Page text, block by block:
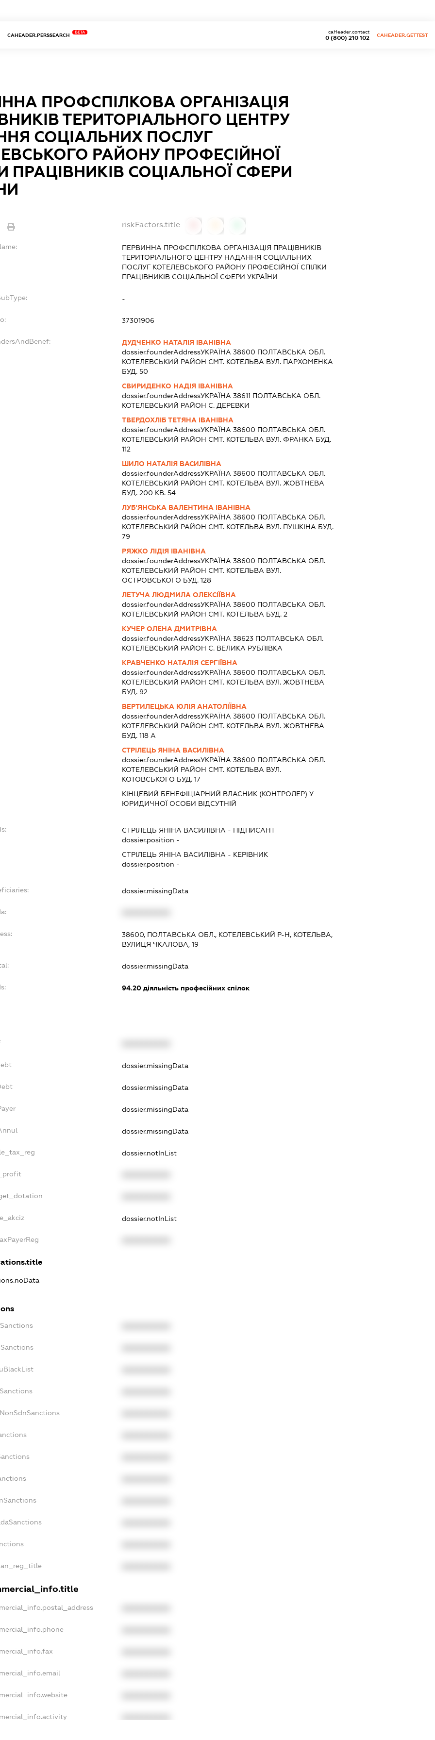
CAHEADER.PERSSEARCH
BETA
0 (800) 210 102
caHeader.contact
CAHEADER.GETTEST
ПРОФСПІЛКОВА ОРГАНІЗАЦІЯ
ТЕРИТОРІАЛЬНОГО ЦЕНТРУ
СОЦІАЛЬНИХ ПОСЛУГ
РАЙОНУ ПРОФЕСІЙНОЇ
ПРАЦІВНИКІВ СОЦІАЛЬНОЇ СФЕРИ
riskFactors.title
ПЕРВИННА ПРОФСПІЛКОВА ОРГАНІЗАЦІЯ ПРАЦІВНИКІВ
ТЕРИТОРІАЛЬНОГО ЦЕНТРУ НАДАННЯ СОЦІАЛЬНИХ
ПОСЛУГ КОТЕЛЕВСЬКОГО РАЙОНУ ПРОФЕСІЙНОЇ СПІЛКИ
ПРАЦІВНИКІВ СОЦІАЛЬНОЇ СФЕРИ УКРАЇНИ
-
37301906
ДУДЧЕНКО НАТАЛІЯ ІВАНІВНА
dossier.founderAddressУКРАЇНА 38600 ПОЛТАВСЬКА ОБЛ.
КОТЕЛЕВСЬКИЙ РАЙОН СМТ. КОТЕЛЬВА ВУЛ. ПАРХОМЕНКА
БУД. 50
СВИРИДЕНКО НАДІЯ ІВАНІВНА
dossier.founderAddressУКРАЇНА 38611 ПОЛТАВСЬКА ОБЛ.
КОТЕЛЕВСЬКИЙ РАЙОН С. ДЕРЕВКИ
ТВЕРДОХЛІБ ТЕТЯНА ІВАНІВНА
dossier.founderAddressУКРАЇНА 38600 ПОЛТАВСЬКА ОБЛ.
КОТЕЛЕВСЬКИЙ РАЙОН СМТ. КОТЕЛЬВА ВУЛ. ФРАНКА БУД.
112
ШИЛО НАТАЛІЯ ВАСИЛІВНА
dossier.founderAddressУКРАЇНА 38600 ПОЛТАВСЬКА ОБЛ.
КОТЕЛЕВСЬКИЙ РАЙОН СМТ. КОТЕЛЬВА ВУЛ. ЖОВТНЕВА
БУД. 200 КВ. 54
ЛУБ'ЯНСЬКА ВАЛЕНТИНА ІВАНІВНА
dossier.founderAddressУКРАЇНА 38600 ПОЛТАВСЬКА ОБЛ.
КОТЕЛЕВСЬКИЙ РАЙОН СМТ. КОТЕЛЬВА ВУЛ. ПУШКІНА БУД.
79
РЯЖКО ЛІДІЯ ІВАНІВНА
dossier.founderAddressУКРАЇНА 38600 ПОЛТАВСЬКА ОБЛ.
КОТЕЛЕВСЬКИЙ РАЙОН СМТ. КОТЕЛЬВА ВУЛ.
ОСТРОВСЬКОГО БУД. 128
ЛЕТУЧА ЛЮДМИЛА ОЛЕКСІЇВНА
dossier.founderAddressУКРАЇНА 38600 ПОЛТАВСЬКА ОБЛ.
КОТЕЛЕВСЬКИЙ РАЙОН СМТ. КОТЕЛЬВА БУД. 2
КУЧЕР ОЛЕНА ДМИТРІВНА
dossier.founderAddressУКРАЇНА 38623 ПОЛТАВСЬКА ОБЛ.
КОТЕЛЕВСЬКИЙ РАЙОН С. ВЕЛИКА РУБЛІВКА
КРАВЧЕНКО НАТАЛІЯ СЕРГІЇВНА
dossier.founderAddressУКРАЇНА 38600 ПОЛТАВСЬКА ОБЛ.
КОТЕЛЕВСЬКИЙ РАЙОН СМТ. КОТЕЛЬВА ВУЛ. ЖОВТНЕВА
БУД. 92
ВЕРТИЛЕЦЬКА ЮЛІЯ АНАТОЛІЇВНА
dossier.founderAddressУКРАЇНА 38600 ПОЛТАВСЬКА ОБЛ.
КОТЕЛЕВСЬКИЙ РАЙОН СМТ. КОТЕЛЬВА ВУЛ. ЖОВТНЕВА
БУД. 118 А
СТРІЛЕЦЬ ЯНІНА ВАСИЛІВНА
dossier.founderAddressУКРАЇНА 38600 ПОЛТАВСЬКА ОБЛ.
КОТЕЛЕВСЬКИЙ РАЙОН СМТ. КОТЕЛЬВА ВУЛ.
КОТОВСЬКОГО БУД. 17
КІНЦЕВИЙ БЕНЕФІЦІАРНИЙ ВЛАСНИК (КОНТРОЛЕР) У
ЮРИДИЧНОЇ ОСОБИ ВІДСУТНІЙ
СТРІЛЕЦЬ ЯНІНА ВАСИЛІВНА - ПІДПИСАНТ
dossier.position -
СТРІЛЕЦЬ ЯНІНА ВАСИЛІВНА - КЕРІВНИК
dossier.position -
dossier.missingData
38600, ПОЛТАВСЬКА ОБЛ., КОТЕЛЕВСЬКИЙ Р-Н, КОТЕЛЬВА,
ВУЛИЦЯ ЧКАЛОВА, 19
dossier.missingData
94.20 діяльність професійних спілок
dossier.missingData
dossier.missingData
dossier.missingData
dossier.missingData
dossier.notInList
dossier.notInList